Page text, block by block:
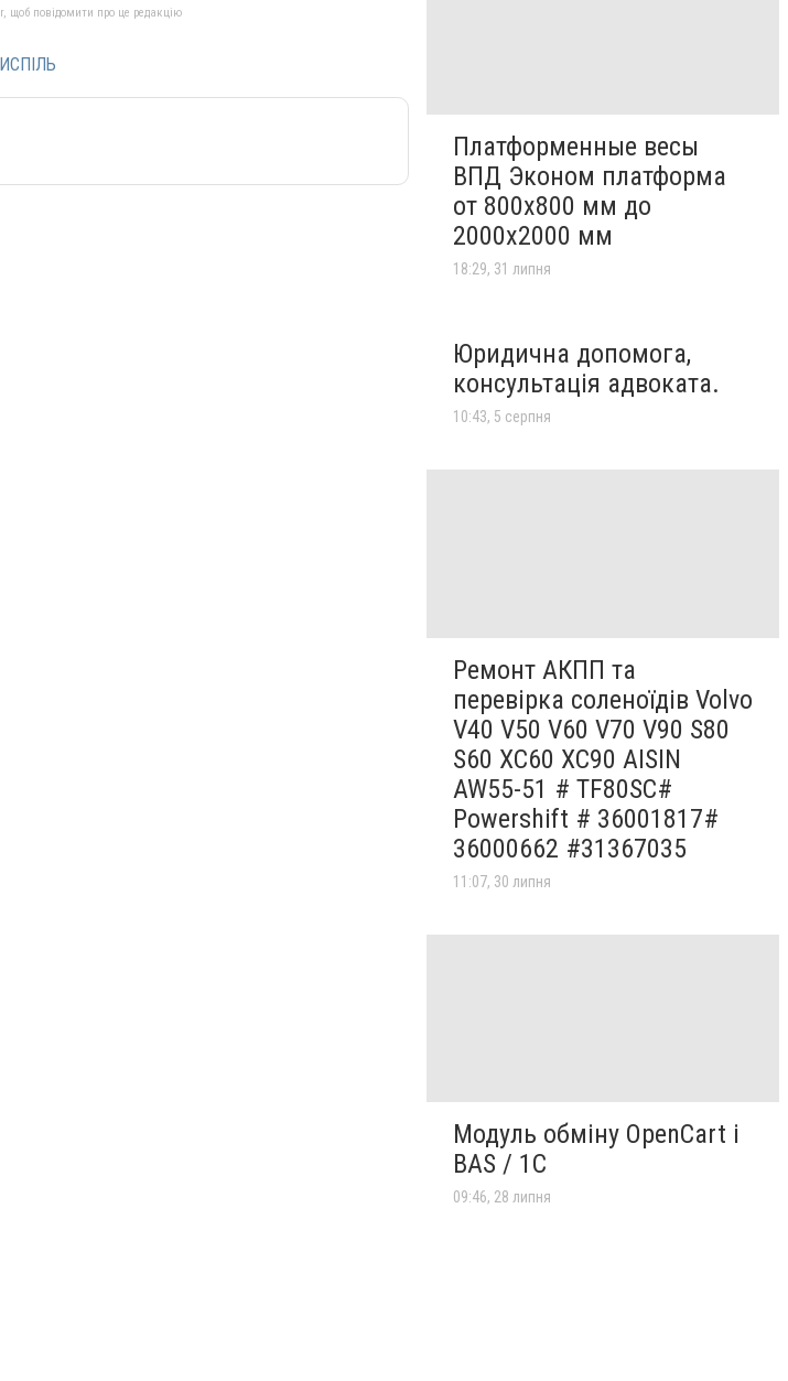
щоб повідомити про це редакцію
Платформенные весы
ВПД Эконом платформа
от 800х800 мм до
2000х2000 мм
18:29, 31 липня
Юридична допомога,
консультація адвоката.
10:43, 5 серпня
Ремонт АКПП та
перевірка соленоїдів Volvo
V40 V50 V60 V70 V90 S80
S60 XC60 XC90 AISIN
AW55-51 # TF80SC#
Powershift # 36001817#
36000662 #31367035
11:07, 30 липня
Модуль обміну OpenCart і
BAS / 1С
09:46, 28 липня